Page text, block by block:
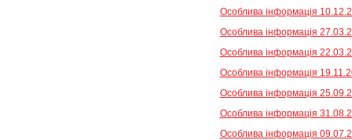
Особлива інформація
Особлива інформація
Особлива інформація
Особлива інформація
Особлива інформація
Особлива інформація
Особлива інформація